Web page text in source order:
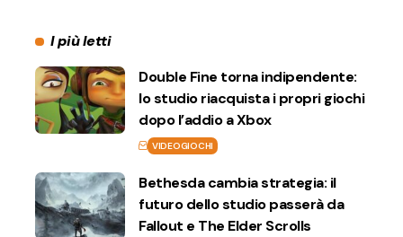
I più letti
Double Fine torna indipendente:
lo studio riacquista i propri giochi
dopo l’addio a Xbox
VIDEOGIOCHI
Bethesda cambia strategia: il
futuro dello studio passerà da
Fallout e The Elder Scrolls